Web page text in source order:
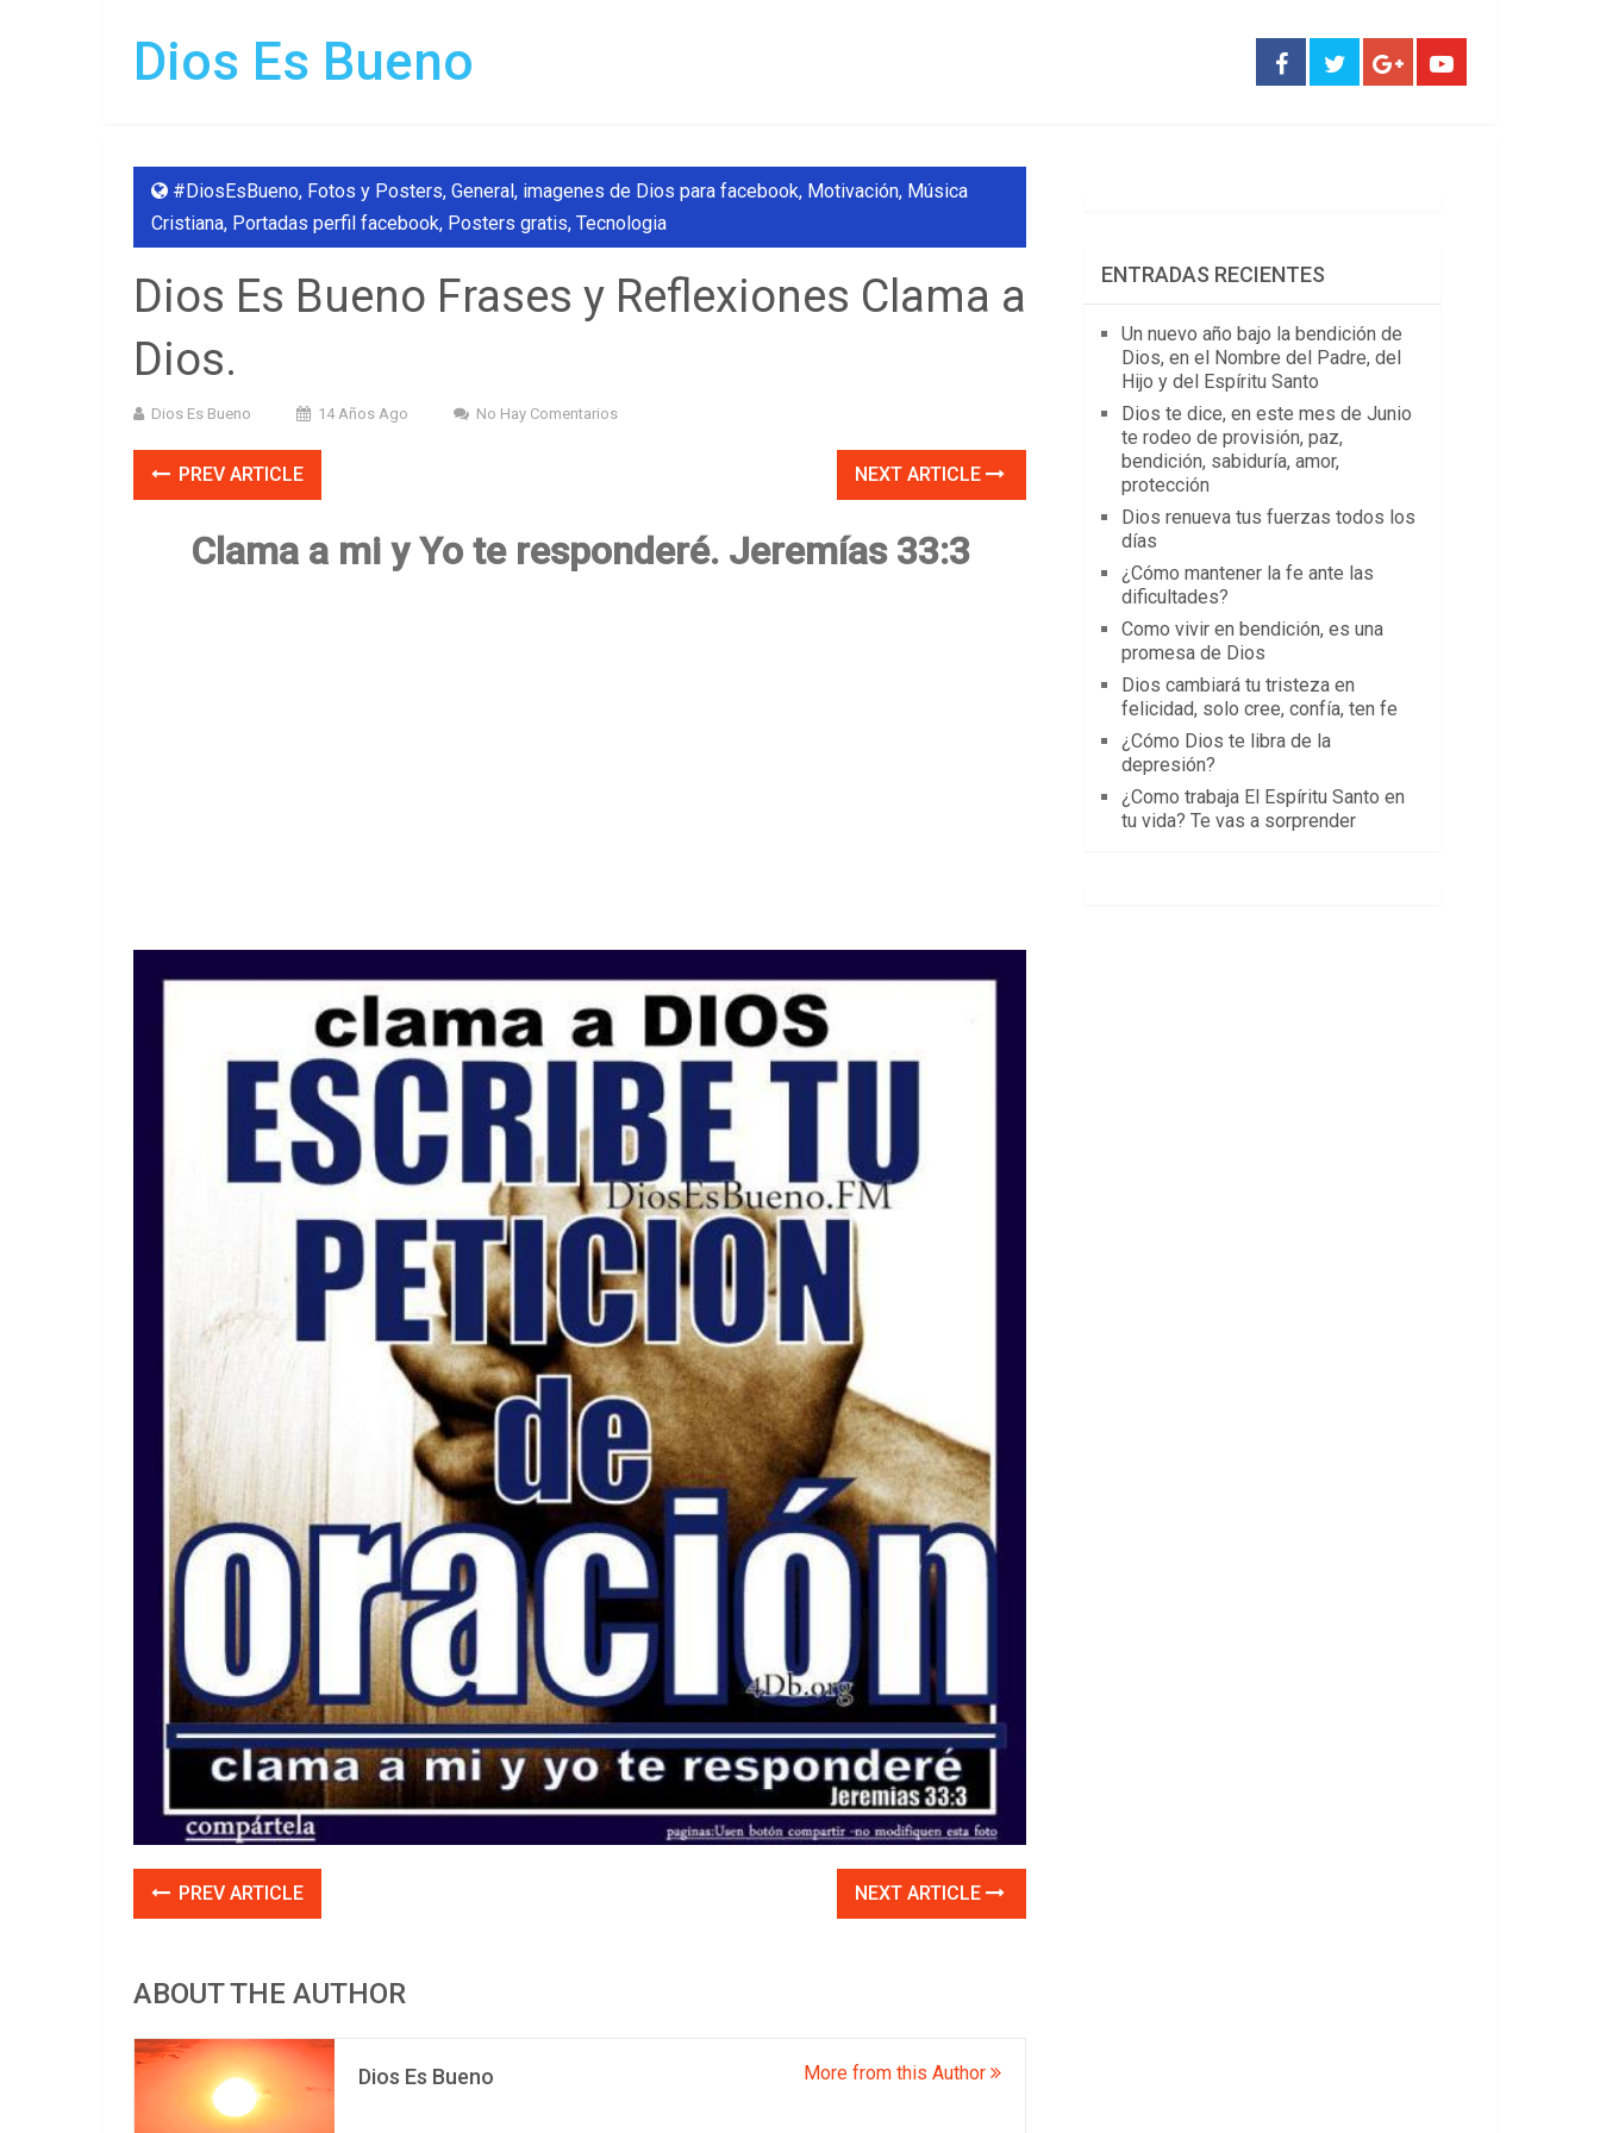
Dios Es Bueno
#DiosEsBueno, Fotos y Posters, General, imagenes de Dios para facebook, Motivación, Música
Cristiana, Portadas perfil facebook, Posters gratis, Tecnologia
Dios Es Bueno Frases y Reflexiones Clama a
Dios.
Dios Es Bueno 14 Años Ago No Hay Comentarios
PREV ARTICLE NEXT ARTICLE
Clama a mi y Yo te responderé. Jeremías 33:3
PREV ARTICLE NEXT ARTICLE
ABOUT THE AUTHOR
Dios Es Bueno More from this Author
ENTRADAS RECIENTES
Un nuevo año bajo la bendición de
Dios, en el Nombre del Padre, del
Hijo y del Espíritu Santo
Dios te dice, en este mes de Junio
te rodeo de provisión, paz,
bendición, sabiduría, amor,
protección
Dios renueva tus fuerzas todos los
días
¿Cómo mantener la fe ante las
dificultades?
Como vivir en bendición, es una
promesa de Dios
Dios cambiará tu tristeza en
felicidad, solo cree, confía, ten fe
¿Cómo Dios te libra de la
depresión?
¿Como trabaja El Espíritu Santo en
tu vida? Te vas a sorprender